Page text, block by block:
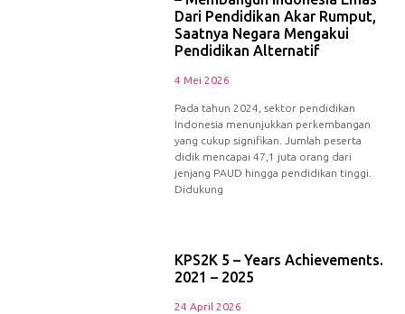
Dari Pendidikan Akar Rumput,
Saatnya Negara Mengakui
Pendidikan Alternatif
4 Mei 2026
Pada tahun 2024, sektor pendidikan
Indonesia menunjukkan perkembangan
yang cukup signifikan. Jumlah peserta
didik mencapai 47,1 juta orang dari
jenjang PAUD hingga pendidikan tinggi.
Didukung
KPS2K 5 – Years Achievements.
2021 – 2025
24 April 2026